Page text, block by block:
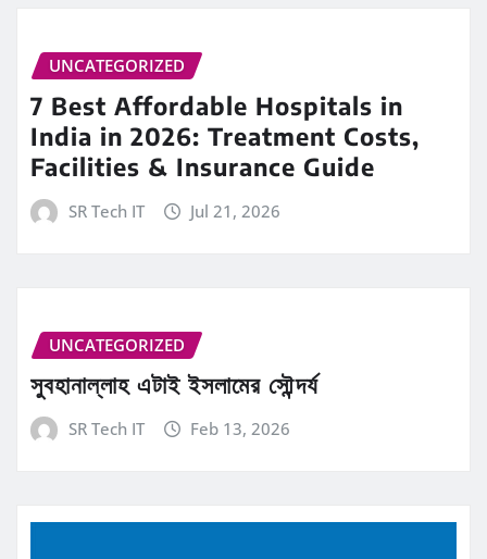
UNCATEGORIZED
7 Best Affordable Hospitals in
India in 2026: Treatment Costs,
Facilities & Insurance Guide
SR Tech IT Jul 21, 2026
UNCATEGORIZED
সুবহানাল্লাহ এটাই ইসলামের সৌন্দর্য
SR Tech IT Feb 13, 2026